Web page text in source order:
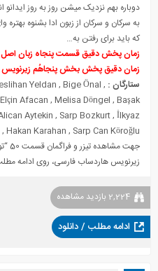
دوباره بهم نزدیک میشن روز به روز
به سرکان و سرکان از زبون ادا بشنوه
که باید برای رفتن به…
زمان پخش دقیق قسمت پنجاه زبان
زمان دقیق پخش بخش پنجاهُم
ستارگان :
Yeldan , Bige Önal ,
Elçin Afacan , Melisa Döngel , Başak
Aytekin , Sarp Bozkurt, İlkyaz
, Hakan Karahan , Sarp Can Köroğlu
زیرنویس هاردساب فارسی، روی ادامه
2,224 بازدید مشاهده
ادامه مطلب / دانلود